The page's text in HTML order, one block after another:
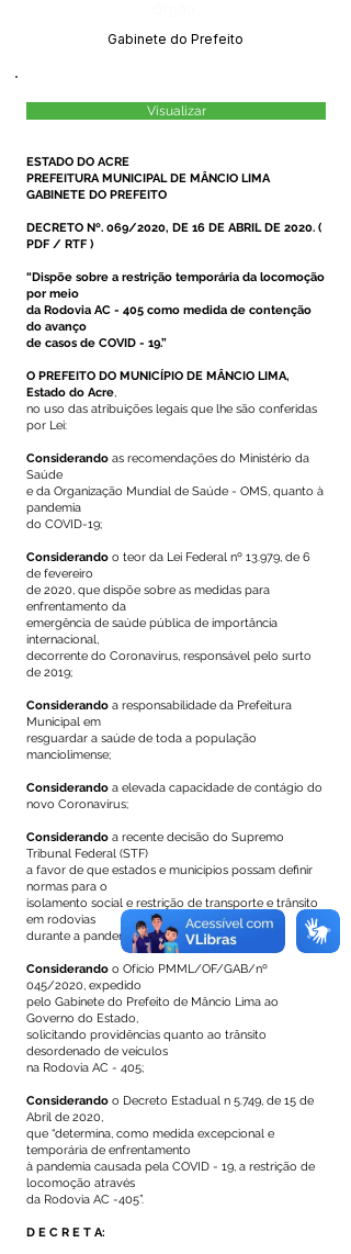
Gabinete do Prefeito
Visualizar
ESTADO DO ACRE
PREFEITURA MUNICIPAL DE MÂNCIO LIMA
GABINETE DO PREFEITO
DECRETO Nº. 069/2020, DE 16 DE ABRIL DE 2020. (
PDF / RTF )
“Dispõe sobre a restrição temporária da locomoção
por meio
da Rodovia AC - 405 como medida de contenção
do avanço
de casos de COVID - 19.”
O PREFEITO DO MUNICÍPIO DE MÂNCIO LIMA,
Estado do Acre,
no uso das atribuições legais que lhe são conferidas
por Lei:
Considerando as recomendações do Ministério da
Saúde
e da Organização Mundial de Saúde - OMS, quanto à
pandemia
do COVID-19;
Considerando o teor da Lei Federal nº 13.979, de 6
de fevereiro
de 2020, que dispõe sobre as medidas para
enfrentamento da
emergência de saúde pública de importância
internacional,
decorrente do Coronavírus, responsável pelo surto
de 2019;
Considerando a responsabilidade da Prefeitura
Municipal em
resguardar a saúde de toda a população
manciolimense;
Considerando a elevada capacidade de contágio do
novo Coronavírus;
Considerando a recente decisão do Supremo
Tribunal Federal (STF)
a favor de que estados e municípios possam definir
normas para o
isolamento social e restrição de transporte e trânsito
em rodovias
durante a pandemia de Coronavírus.
Considerando o Ofício PMML/OF/GAB/nº
045/2020, expedido
pelo Gabinete do Prefeito de Mâncio Lima ao
Governo do Estado,
solicitando providências quanto ao trânsito
desordenado de veículos
na Rodovia AC - 405;
Considerando o Decreto Estadual n 5.749, de 15 de
Abril de 2020,
que “determina, como medida excepcional e
temporária de enfrentamento
à pandemia causada pela COVID - 19, a restrição de
locomoção através
da Rodovia AC -405”.
D E C R E T A: